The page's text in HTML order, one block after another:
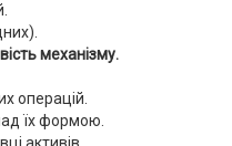
механізму.
операцій.
їх формою.